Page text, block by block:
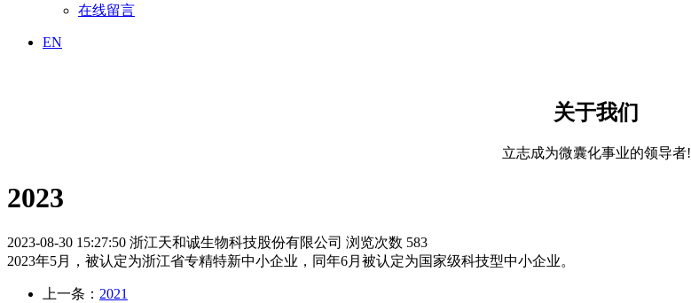
在线留言
EN
关于我们
立志成为微囊化事业的领导者!
2023
2023-08-30 15:27:50 浙江天和诚生物科技股份有限公司 浏览次数 583
2023年5月，被认定为浙江省专精特新中小企业，同年6月被认定为国家级科技型中小企业。
上一条： 2021